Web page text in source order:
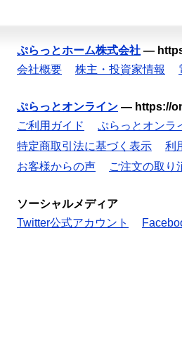
ぷらっとホーム株式会社 —
会社概要
株主・投資家情報
ぷらっとオンライン — https://
ご利用ガイド
ぷらっとオンラ
特定商取引法に基づく表示
利
お客様からの声
ご注文の取り
ソーシャルメディア
Twitter公式アカウント